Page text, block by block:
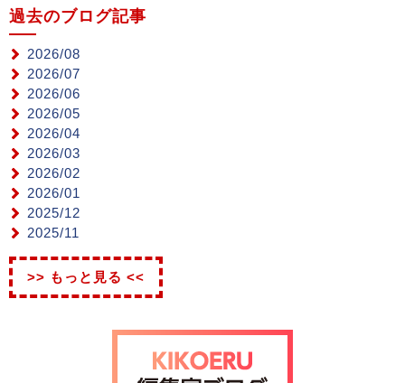
過去のブログ記事
2026/08
2026/07
2026/06
2026/05
2026/04
2026/03
2026/02
2026/01
2025/12
2025/11
>> もっと見る <<